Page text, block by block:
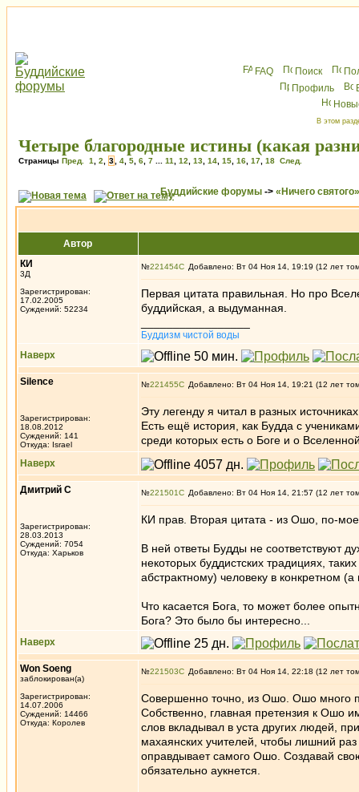
FAQ Поиск
Профиль
В этом
Четыре благородные истины (какая
Страницы Пред. 1 2 3 4 5 6 7 11 12 13 14 15 16 17 18 След.
Буддийские форумы -> «Ничего святого»
Автор
КИ
3Д
Зарегистрирован:
17.02.2005
Суждений: 52234
№221454 Добавлено: Вт 04 Ноя 14, 19:19 (12 лет
Первая цитата правильная. Но про
буддийская, а выдуманная.
Буддизм чистой воды
Наверх
Silence
Зарегистрирован:
18.08.2012
Суждений: 141
Откуда: Israel
№221455 Добавлено: Вт 04 Ноя 14, 19:21 (12 лет
Эту легенду я читал в разных
Есть ещё история, как Будда с
среди которых есть о Боге и о
Наверх
Дмитрий С
Зарегистрирован:
28.03.2013
Суждений: 7054
Откуда: Харьков
№221501 Добавлено: Вт 04 Ноя 14, 21:57 (12 лет
КИ прав. Вторая цитата - из Ошо, по-
В ней ответы Будды не соответствуют
некоторых буддистских традициях,
абстрактному) человеку в конкретном (а
Что касается Бога, то может более
Бога? Это было бы интересно...
Наверх
Won Soeng
заблокирован(а)
Зарегистрирован:
14.07.2006
Суждений: 14466
Откуда: Королев
№221503 Добавлено: Вт 04 Ноя 14, 22:18 (12 лет
Совершенно точно, из Ошо. Ошо много
Собственно, главная претензия к Ошо
слов вкладывал в уста других людей,
махаянских учителей, чтобы лишний
оправдывает самого Ошо. Создавай
обязательно аукнется.